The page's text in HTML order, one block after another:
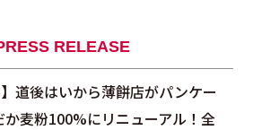
RELEASE
道後はいから薄餅店がパンケー
麦粉100%にリニューアル！全